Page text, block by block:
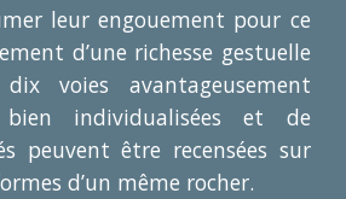
leur engouement pour ce
d’une richesse gestuelle
voies avantageusement
bien individualisées et de
peuvent être recensées sur
d’un même rocher.